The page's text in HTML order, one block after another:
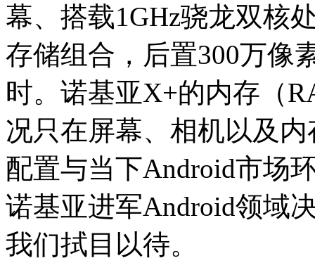
幕、搭载1GHz骁龙双核
存储组合，后置300万像
时。诺基亚X+的内存（
况只在屏幕、相机以及
配置与当下Android市场
诺基亚进军Android领域
我们拭目以待。